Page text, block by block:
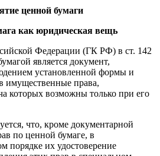
ценной бумаги
как юридическая вещь
Федерации (ГК РФ) в ст. 142
является документ,
установленной формы и
имущественные права,
которых возможны только при его
что, кроме документарной
по ценной бумаге, в
порядке их удостоверение